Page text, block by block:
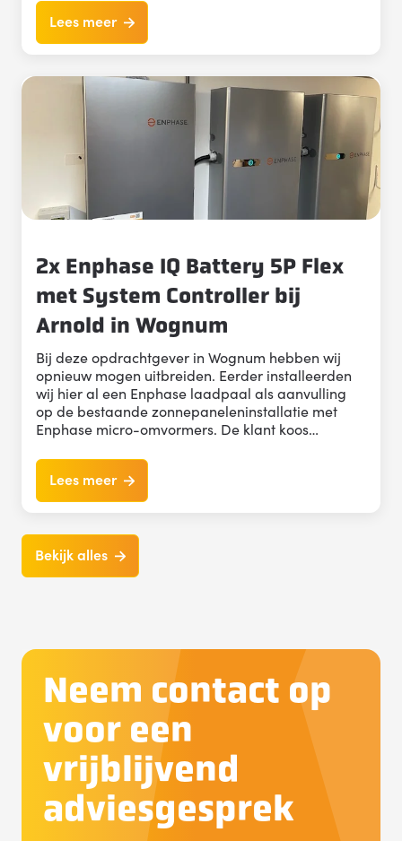
Lees meer
2x Enphase IQ Battery 5P Flex
met System Controller bij
Arnold in Wognum
Bij deze opdrachtgever in Wognum hebben wij
opnieuw mogen uitbreiden. Eerder installeerden
wij hier al een Enphase laadpaal als aanvulling
op de bestaande zonnepaneleninstallatie met
Enphase micro-omvormers. De klant koos…
Lees meer
Bekijk alles
Neem contact op
voor een
vrijblijvend
adviesgesprek